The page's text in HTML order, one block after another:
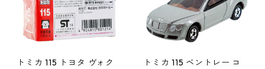
トミカ 115 トヨタ ヴォク
トミカ 115 ベントレー コ